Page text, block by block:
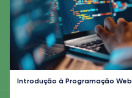
Introdução à Programação Web